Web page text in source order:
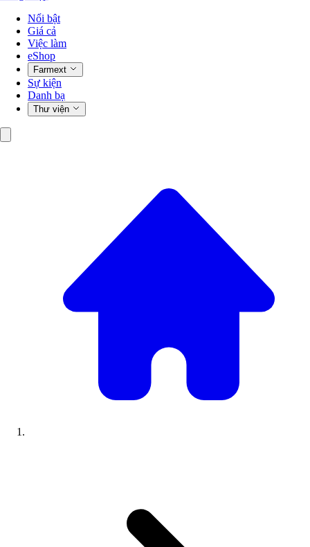
Nổi bật
Giá cả
Việc làm
eShop
Farmext
Sự kiện
Danh bạ
Thư viện